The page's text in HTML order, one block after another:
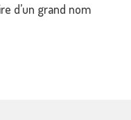
d’un grand nom